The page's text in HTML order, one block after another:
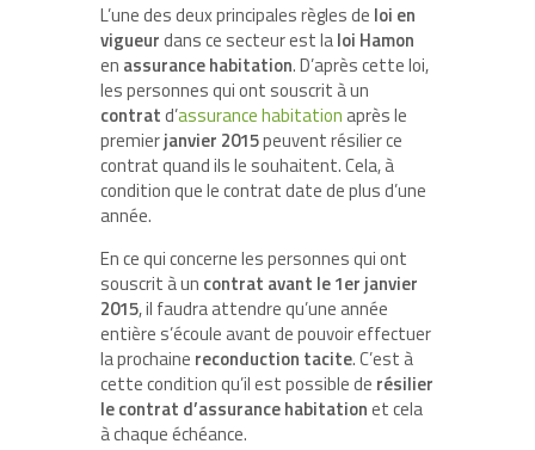
L’une des deux principales règles de loi en
vigueurdans ce secteur est laloi Hamon
en assurancehabitation. D’après cette loi,
les personnes qui ont souscrit à un
contratd’assurance habitation après le
premierjanvier 2015peuvent résilier ce
contrat quand ils le souhaitent. Cela, à
condition que le contrat date de plus d’une
année.
En ce qui concerne les personnes qui ont
souscrit à un contrat avant le 1er janvier
2015, il faudra attendre qu’une année
entière s’écoule avant de pouvoir effectuer
la prochaine reconduction tacite. C’est à
cette condition qu’il est possible de résilier
le contrat d’assurance habitationet cela
à chaque échéance.